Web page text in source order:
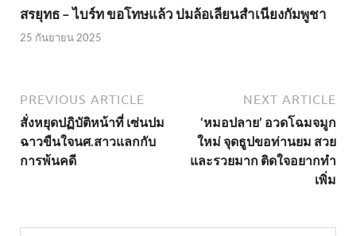
สรยุทธ – ไบร์ท ขอโทษแล้ว ปมล้อเลียนสำเนียงกัมพูชา
25 กันยายน 2025
PREVIOUS ARTICLE
สั่งหยุดปฏิบัติหน้าที่ เซ่นปม
ฉาวขืนใจนศ.สาวแลกกับ
การพ้นคดี
NEXT ARTICLE
‘หมอปลาย’ อวดโฉมจมูก
ใหม่ จุดธูปขอท่านยม สวย
และรวยมาก ติดใจอยากทำ
เพิ่ม